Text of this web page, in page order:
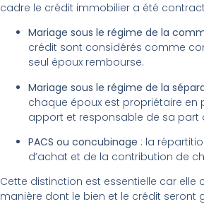
cadre le crédit immobilier a été
Mariage sous le régime de la
crédit sont considérés comme
seul époux rembourse.
Mariage sous le régime de la
chaque époux est propriétaire en
apport et responsable de sa part
PACS ou concubinage : la
d’achat et de la contribution de
Cette distinction est essentielle car elle
manière dont le bien et le crédit seront